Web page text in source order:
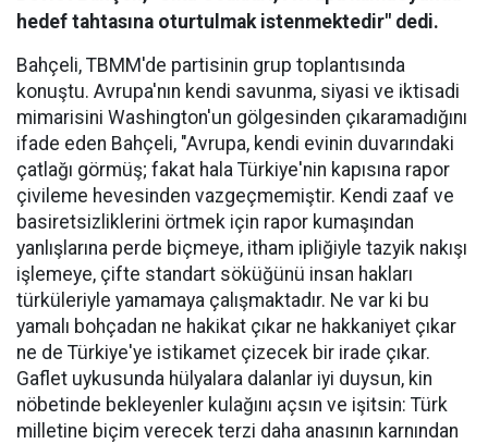
hedef tahtasına oturtulmak istenmektedir" dedi.
Bahçeli, TBMM'de partisinin grup toplantısında
konuştu. Avrupa'nın kendi savunma, siyasi ve iktisadi
mimarisini Washington'un gölgesinden çıkaramadığını
ifade eden Bahçeli, "Avrupa, kendi evinin duvarındaki
çatlağı görmüş; fakat hala Türkiye'nin kapısına rapor
çivileme hevesinden vazgeçmemiştir. Kendi zaaf ve
basiretsizliklerini örtmek için rapor kumaşından
yanlışlarına perde biçmeye, itham ipliğiyle tazyik nakışı
işlemeye, çifte standart söküğünü insan hakları
türküleriyle yamamaya çalışmaktadır. Ne var ki bu
yamalı bohçadan ne hakikat çıkar ne hakkaniyet çıkar
ne de Türkiye'ye istikamet çizecek bir irade çıkar.
Gaflet uykusunda hülyalara dalanlar iyi duysun, kin
nöbetinde bekleyenler kulağını açsın ve işitsin: Türk
milletine biçim verecek terzi daha anasının karnından